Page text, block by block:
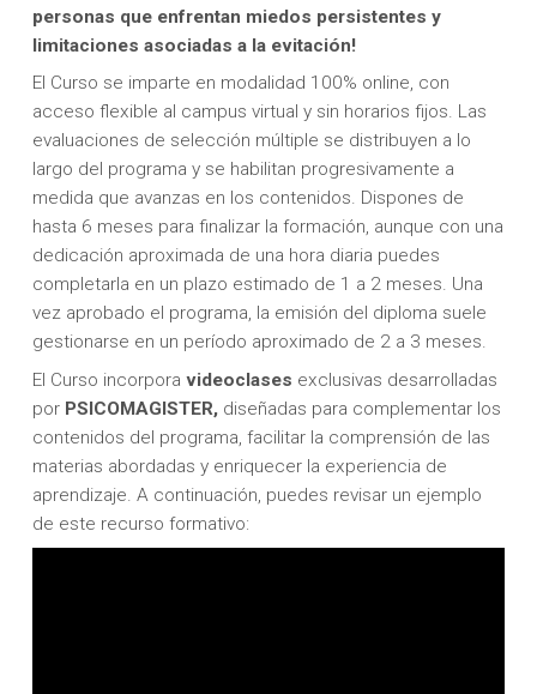
personas que enfrentan miedos persistentes y
limitaciones asociadas a la evitación!
El Curso se imparte en modalidad 100% online, con
acceso flexible al campus virtual y sin horarios fijos. Las
evaluaciones de selección múltiple se distribuyen a lo
largo del programa y se habilitan progresivamente a
medida que avanzas en los contenidos. Dispones de
hasta 6 meses para finalizar la formación, aunque con una
dedicación aproximada de una hora diaria puedes
completarla en un plazo estimado de 1 a 2 meses. Una
vez aprobado el programa, la emisión del diploma suele
gestionarse en un período aproximado de 2 a 3 meses.
El Curso incorpora videoclases exclusivas desarrolladas
por PSICOMAGISTER,diseñadas para complementar los
contenidos del programa, facilitar la comprensión de las
materias abordadas y enriquecer la experiencia de
aprendizaje. A continuación, puedes revisar un ejemplo
de este recurso formativo: